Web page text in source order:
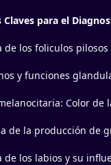
Claves para el
de los foliculos pilosos
y funciones
Color de
de la producción de
de los labios y su